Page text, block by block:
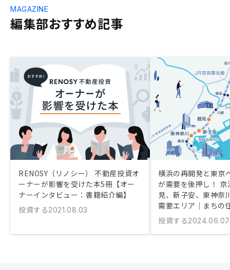
編集部おすすめ記事
MAGAZINE
RENOSY（リノシー） 不動産投資オ
ーナーが影響を受けた本5冊【オー
ナーインタビュー：書籍紹介編】
投資する2021.08.03
横浜の再開発と東京
が需要を後押し！ 京
見、新子安、東神奈
需要エリア｜まちの
投資する2024.06.07